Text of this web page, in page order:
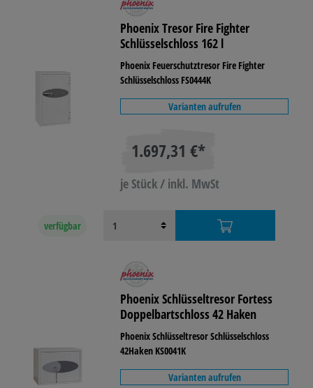
Phoenix Tresor Fire Fighter
Schlüsselschloss 162 l
Phoenix Feuerschutztresor Fire Fighter
Schlüsselschloss FS0444K
Varianten aufrufen
1.697,31 €*
je Stück / inkl. MwSt
verfügbar
Phoenix Schlüsseltresor Fortess
Doppelbartschloss 42 Haken
Phoenix Schlüsseltresor Schlüsselschloss
42Haken KS0041K
Varianten aufrufen